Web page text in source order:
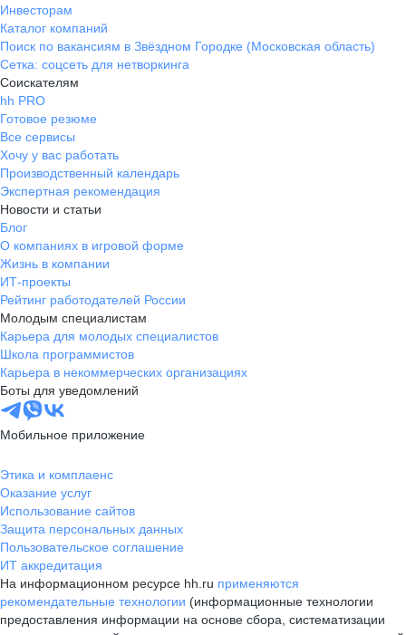
Инвесторам
Каталог компаний
Поиск по вакансиям в Звёздном Городке (Московская область)
Сетка: соцсеть для нетворкинга
Соискателям
hh PRO
Готовое резюме
Все сервисы
Хочу у вас работать
Производственный календарь
Экспертная рекомендация
Новости и статьи
Блог
О компаниях в игровой форме
Жизнь в компании
ИТ-проекты
Рейтинг работодателей России
Молодым специалистам
Карьера для молодых специалистов
Школа программистов
Карьера в некоммерческих организациях
Боты для уведомлений
Мобильное приложение
Этика и комплаенс
Оказание услуг
Использование сайтов
Защита персональных данных
Пользовательское соглашение
ИТ аккредитация
На информационном ресурсе hh.ru применяются
рекомендательные технологии (информационные технологии
предоставления информации на основе сбора, систематизации